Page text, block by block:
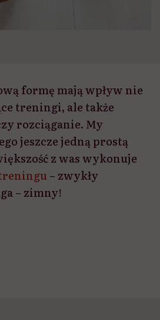
formę mają wpływ nie
treningi, ale także
rozciąganie. My
jeszcze jedną prostą
z was wykonuje
– zwykły
– zimny!